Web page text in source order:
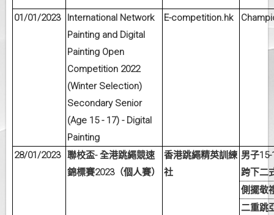
01/01/2023
International Network
Painting and Digital
Painting Open
Competition 2022
(Winter Selection)
Secondary Senior
(Age 15 - 17) - Digital
Painting
E-competition.hk
28/01/2023 聯校盃-全港跳繩競速
錦標賽2023（個人賽）
香港跳繩精英訓練
社
男子15-
跨下二
側擺敬
二重跳